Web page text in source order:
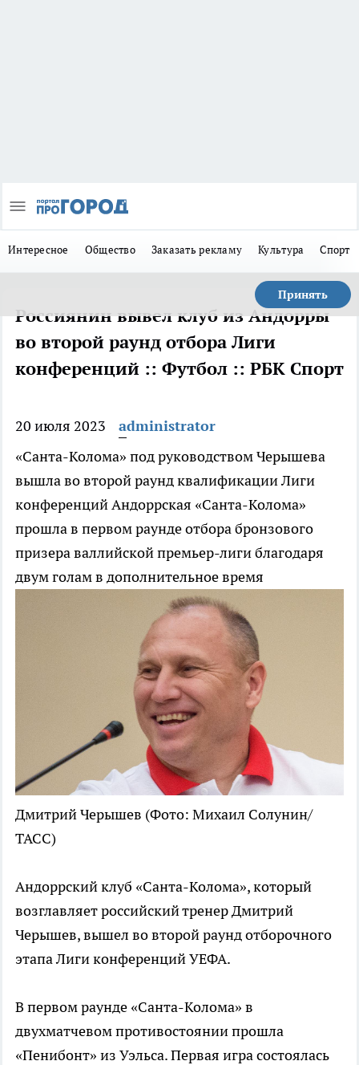
Интересное Общество Заказать рекламу Культура Спорт
Принять
Россиянин вывел клуб из Андорры
во второй раунд отбора Лиги
конференций :: Футбол :: РБК Спорт
20 июля 2023
administrator
«Санта-Колома» под руководством Черышева
вышла во второй раунд квалификации Лиги
конференцийАндоррская «Санта-Колома»
прошла в первом раунде отбора бронзового
призера валлийской премьер-лиги благодаря
двум голам в дополнительное время
Дмитрий Черышев (Фото: Михаил Солунин/
ТАСС)
Андоррский клуб «Санта-Колома», который
возглавляет российский тренер Дмитрий
Черышев, вышел во второй раунд отборочного
этапа Лиги конференций УЕФА.
В первом раунде «Санта-Колома» в
двухматчевом противостоянии прошла
«Пенибонт» из Уэльса. Первая игра состоялась